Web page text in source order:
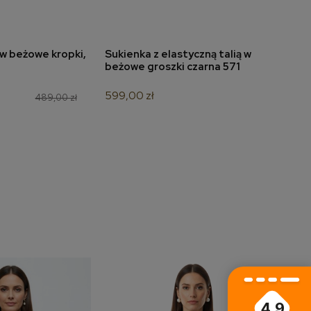
koszyka
beżowe kropki,
489,00 zł
dodaj do koszyka
Sukienka z elastyczną talią w
beżowe groszki czarna 571
599,00 zł